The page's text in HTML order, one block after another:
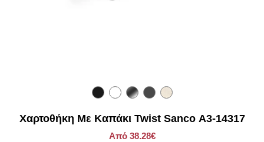
Χαρτοθήκη Με Καπάκι Twist Sanco Α3-14317
Από 38.28€